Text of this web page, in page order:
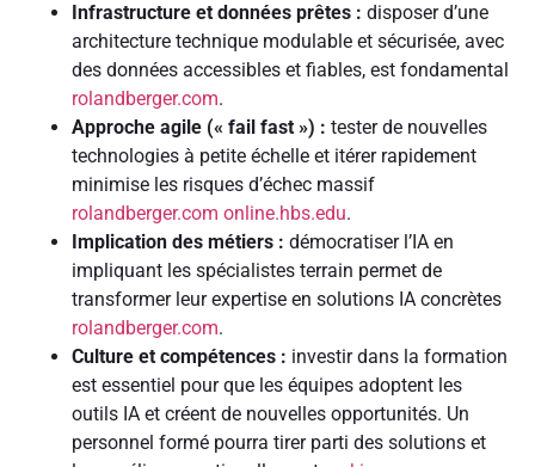
Infrastructure et données prêtes : disposer d’une
architecture technique modulable et sécurisée, avec
des données accessibles et fiables, est fondamental
rolandberger.com.
Approche agile (« fail fast ») : tester de nouvelles
technologies à petite échelle et itérer rapidement
minimise les risques d’échec massif
rolandberger.com online.hbs.edu.
Implication des métiers : démocratiser l’IA en
impliquant les spécialistes terrain permet de
transformer leur expertise en solutions IA concrètes
rolandberger.com.
Culture et compétences : investir dans la formation
est essentiel pour que les équipes adoptent les
outils IA et créent de nouvelles opportunités. Un
personnel formé pourra tirer parti des solutions et